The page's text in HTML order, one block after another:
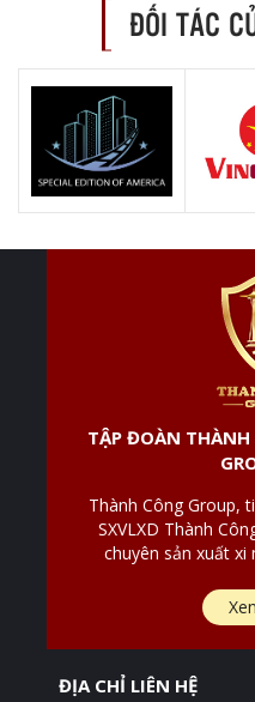
ĐỐI TÁC
TẬP ĐOÀN
Thành Công Group,
SXVLXD Thành
chuyên sản xuất xi
ĐỊA CHỈ LIÊN HỆ